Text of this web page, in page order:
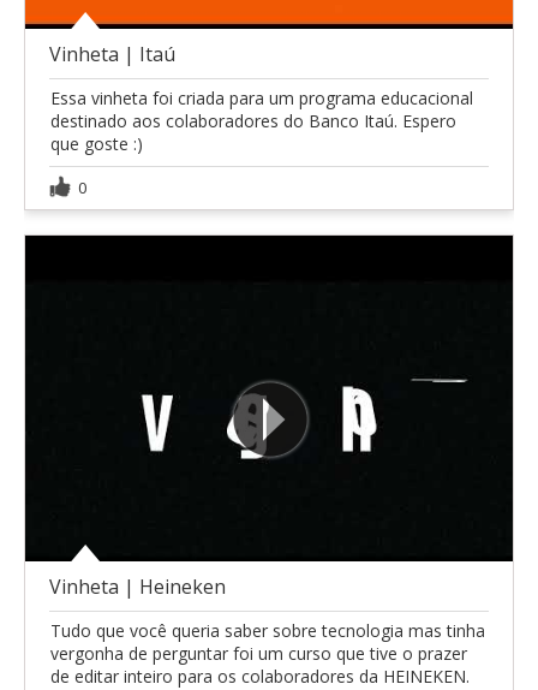
Vinheta | Itaú
Essa vinheta foi criada para um programa educacional
destinado aos colaboradores do Banco Itaú. Espero
que goste :)
0
Vinheta | Heineken
Tudo que você queria saber sobre tecnologia mas tinha
vergonha de perguntar foi um curso que tive o prazer
de editar inteiro para os colaboradores da HEINEKEN.